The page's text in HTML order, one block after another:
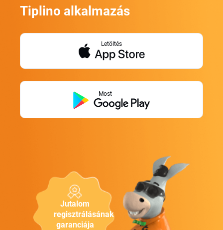
Jutalom
regisztrálásának
garanciája
Tiplino alkalmazás
Letöltés
Most